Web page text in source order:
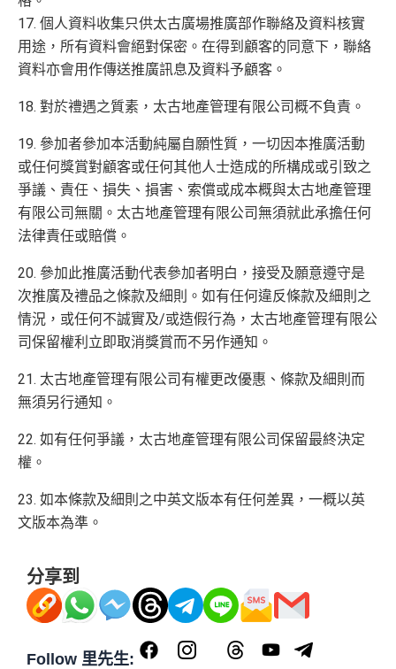
17. 個人資料收集只供太古廣場推廣部作聯絡及資料核實
用途，所有資料會絕對保密。在得到顧客的同意下，聯絡
資料亦會用作傳送推廣訊息及資料予顧客。
18. 對於禮遇之質素，太古地產管理有限公司概不負責。
19. 參加者參加本活動純屬自願性質，一切因本推廣活動
或任何獎賞對顧客或任何其他人士造成的所構成或引致之
爭議、責任、損失、損害、索償或成本概與太古地產管理
有限公司無關。太古地產管理有限公司無須就此承擔任何
法律責任或賠償。
20. 參加此推廣活動代表參加者明白，接受及願意遵守是
次推廣及禮品之條款及細則。如有任何違反條款及細則之
情況，或任何不誠實及/或造假行為，太古地產管理有限公
司保留權利立即取消獎賞而不另作通知。
21. 太古地產管理有限公司有權更改優惠、條款及細則而
無須另行通知。
22. 如有任何爭議，太古地產管理有限公司保留最終決定
權。
23. 如本條款及細則之中英文版本有任何差異，一概以英
文版本為準。
分享到
Follow 里先生: